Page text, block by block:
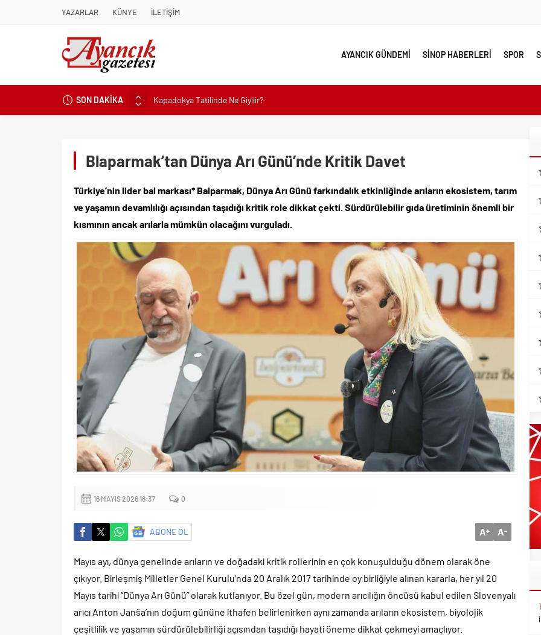
YAZARLAR KÜNYE İLETİŞİM
AYANCIK GÜNDEMİ SİNOP HABERLERİ SPOR
SON DAKİKA
Kapadokya Tatilinde Ne Giyilir?
Büyükakın’dan İzmit’in geleceğine yakın takip
Kaykay Şampiyonasının Kalbi Osmangazi’de Attı
Üsküdar’da Açık Hava Sinema Günleri Nostalji Dolu Klasiklerle Devam Ediyor
Başkan Çerçioğlu’nun Sağlık Yatırımlarından Her Gün Yüzlerce Vatandaş Faydalanıyor
Sinop’ta Denize Girilecek 3 Mükemmel Yer
Maltese Terrier İlk Kez Köpek Sahiplenecekler İçin Uygun mu?
Blaparmak’tan Dünya Arı Günü’nde Kritik Davet
Türkiye’nin lider bal markası* Balparmak, Dünya Arı Günü farkındalık etkinliğinde arıların ekosistem, tarım
ve yaşamın devamlılığı açısından taşıdığı kritik role dikkat çekti. Sürdürülebilir gıda üretiminin önemli bir
kısmının ancak arılarla mümkün olacağını vurguladı.
16 MAYIS 2026 18:37 0
ABONE OL A+ A-
Mayıs ayı, dünya genelinde arıların ve doğadaki kritik rollerinin en çok konuşulduğu dönem olarak öne
çıkıyor. Birleşmiş Milletler Genel Kurulu’nda 20 Aralık 2017 tarihinde oy birliğiyle alınan kararla, her yıl 20
Mayıs tarihi “Dünya Arı Günü” olarak kutlanıyor. Bu özel gün, modern arıcılığın öncüsü kabul edilen Slovenyalı
arıcı Anton Janša’nın doğum gününe ithafen belirlenirken aynı zamanda arıların ekosistem, biyolojik
çeşitlilik ve yaşamın sürdürülebilirliği açısından taşıdığı hayati öneme dikkat çekmeyi amaçlıyor.